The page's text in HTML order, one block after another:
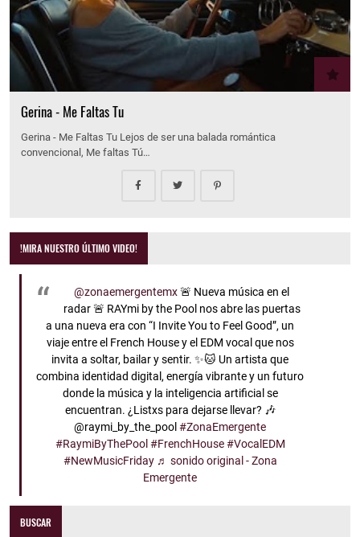
Gerina - Me Faltas Tu
Gerina - Me Faltas Tu Lejos de ser una balada romántica
convencional, Me faltas Tú…
!MIRA NUESTRO ÚLTIMO VIDEO!
@zonaemergentemx🚨 Nueva música en el
radar 🚨 RAYmi by the Pool nos abre las puertas
a una nueva era con “I Invite You to Feel Good”, un
viaje entre el French House y el EDM vocal que nos
invita a soltar, bailar y sentir. ✨🐱 Un artista que
combina identidad digital, energía vibrante y un futuro
donde la música y la inteligencia artificial se
encuentran. ¿Listxs para dejarse llevar? 🎶
@raymi_by_the_pool#ZonaEmergente
#RaymiByThePool #FrenchHouse #VocalEDM
#NewMusicFriday ♬ sonido original - Zona
Emergente
BUSCAR